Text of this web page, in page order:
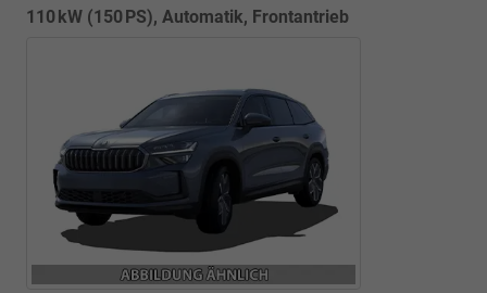
110 kW (150 PS), Automatik, Frontantrieb